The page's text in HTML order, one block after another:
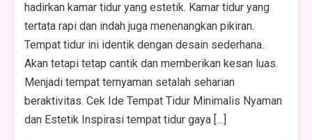
hadirkan kamar tidur yang estetik. Kamar tidur yang
tertata rapi dan indah juga menenangkan pikiran.
Tempat tidur ini identik dengan desain sederhana.
Akan tetapi tetap cantik dan memberikan kesan luas.
Menjadi tempat ternyaman setalah seharian
beraktivitas. Cek Ide Tempat Tidur Minimalis Nyaman
dan Estetik Inspirasi tempat tidur gaya […]